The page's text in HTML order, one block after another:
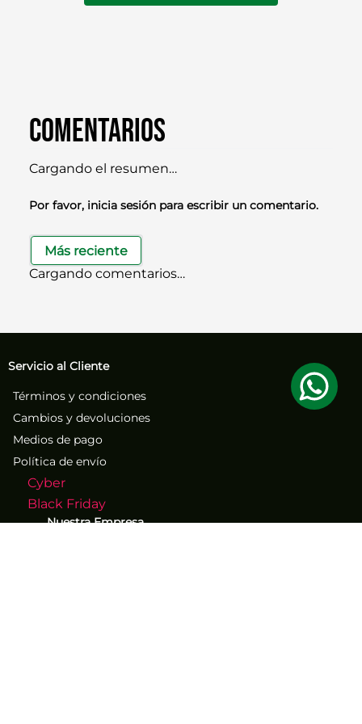
Comentarios
Cargando el resumen…
Por favor, inicia sesión para escribir un comentario.
Más reciente
Cargando comentarios…
Servicio al Cliente
Términos y condiciones
Cambios y devoluciones
Medios de pago
Política de envío
Cyber
Black Friday
Nuestra Empresa